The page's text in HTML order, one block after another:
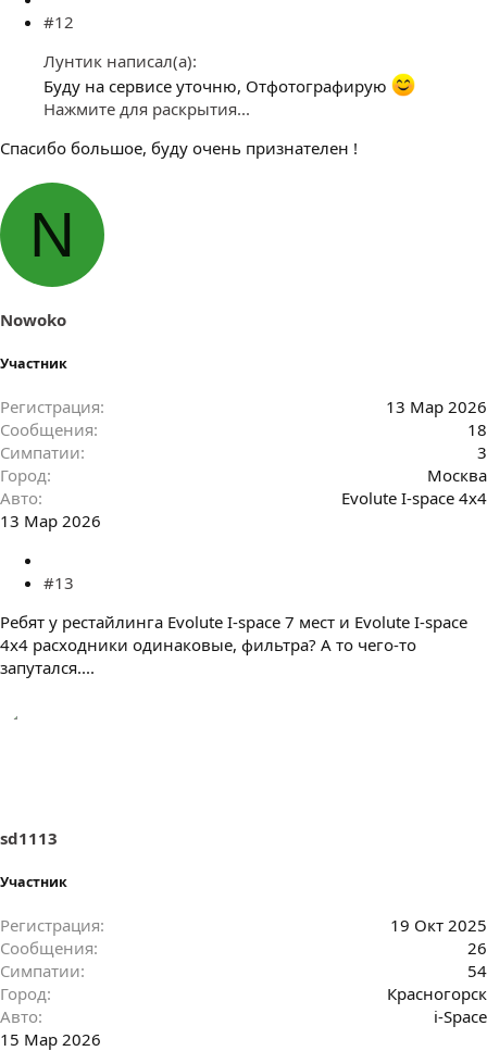
#12
Лунтик написал(а):
Буду на сервисе уточню, Отфотографирую
Нажмите для раскрытия...
Спасибо большое, буду очень признателен !
N
Nowoko
Участник
Регистрация
13 Мар 2026
Сообщения
18
Симпатии
3
Город
Москва
Авто
Evolute I-space 4x4
13 Мар 2026
#13
Ребят у рестайлинга Evolute I-space 7 мест и Evolute I-space
4х4 расходники одинаковые, фильтра? А то чего-то
запутался....
sd1113
Участник
Регистрация
19 Окт 2025
Сообщения
26
Симпатии
54
Город
Красногорск
Авто
i-Space
15 Мар 2026